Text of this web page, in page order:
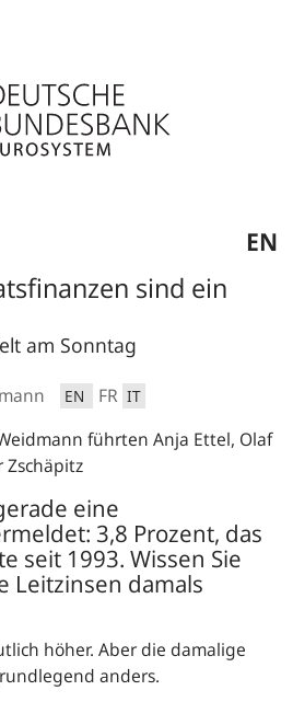
EN
sind ein
am Sonntag
EN FR IT
führten Anja Ettel, Olaf
Zschäpitz
eine
3,8 Prozent, das
seit 1993. Wissen Sie
Leitzinsen damals
höher. Aber die damalige
anders.